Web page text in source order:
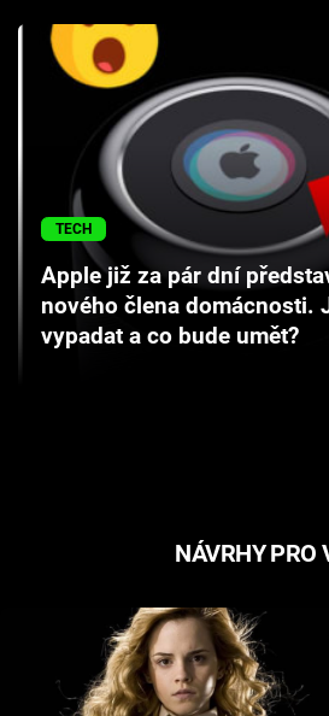
Filmy
Cool Esport
Pořady
TECH
Apple již za pár dní
nového člena domácnosti.
vypadat a co bude umět?
NÁVRHY PRO